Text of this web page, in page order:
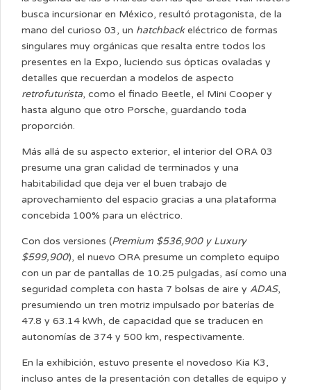
busca incursionar en México, resultó protagonista, de la
mano del curioso 03, un hatchbackeléctrico de formas
singulares muy orgánicas que resalta entre todos los
presentes en la Expo, luciendo sus ópticas ovaladas y
detalles que recuerdan a modelos de aspecto
retrofuturista, como el finado Beetle, el Mini Cooper y
hasta alguno que otro Porsche, guardando toda
proporción.
Más allá de su aspecto exterior, el interior del ORA 03
presume una gran calidad de terminados y una
habitabilidad que deja ver el buen trabajo de
aprovechamiento del espacio gracias a una plataforma
concebida 100% para un eléctrico.
Con dos versiones (Premium $536,900 y Luxury
$599,900), el nuevo ORA presume un completo equipo
con un par de pantallas de 10.25 pulgadas, así como una
seguridad completa con hasta 7 bolsas de aire y ADAS,
presumiendo un tren motriz impulsado por baterías de
47.8 y 63.14 kWh, de capacidad que se traducen en
autonomías de 374 y 500 km, respectivamente.
En la exhibición, estuvo presente el novedoso Kia K3,
incluso antes de la presentación con detalles de equipo y